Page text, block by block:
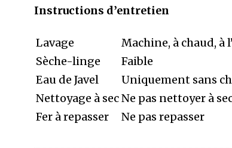
Instructions d’entretien
Lavage
Machine, à chaud, à
Sèche-linge
Faible
Eau de Javel
Uniquement sans
Nettoyage à secNe pas nettoyer à
Fer à repasser
Ne pas repasser